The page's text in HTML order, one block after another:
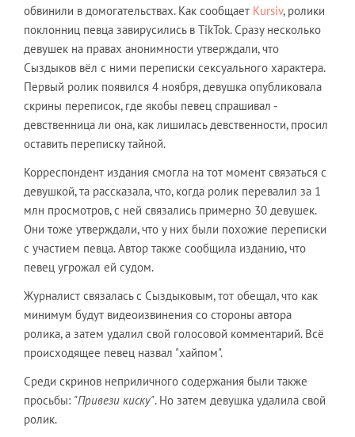
обвинили в домогательствах. Как сообщает Kursiv, ролики
поклонниц певца завирусились в TikTok. Сразу несколько
девушек на правах анонимности утверждали, что
Сыздыков вёл с ними переписки сексуального характера.
Первый ролик появился 4 ноября, девушка опубликовала
скрины переписок, где якобы певец спрашивал -
девственница ли она, как лишилась девственности, просил
оставить переписку тайной.
Корреспондент издания смогла на тот момент связаться с
девушкой, та рассказала, что, когда ролик перевалил за 1
млн просмотров, с ней связались примерно 30 девушек.
Они тоже утверждали, что у них были похожие переписки
с участием певца. Автор также сообщила изданию, что
певец угрожал ей судом.
Журналист связалась с Сыздыковым, тот обещал, что как
минимум будут видеоизвинения со стороны автора
ролика, а затем удалил свой голосовой комментарий. Всё
происходящее певец назвал "хайпом".
Среди скринов неприличного содержания были также
просьбы: "Привези киску". Но затем девушка удалила свой
ролик.